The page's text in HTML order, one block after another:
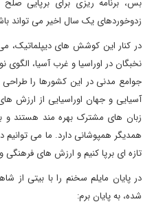
بس، برنامه ریزی برای برپایی صلح
زدوخوردهای یک سال اخیر می تواند
در کنار این کوشش های دیپلماتیک،
نخبگان در اوراسیا و غرب آسیا،
جوامع مدنی در این کشورها را
آسیایی و جهان اوراسیایی از ارزش
زبان های مشترک بهره مند هستند و
همدیگر همپوشانی دارد. ما می توانیم
تازه ای برپا کنیم و ارزش های
در پایان مایلم سخنم را با بیتی از
شده، به پایان برم: